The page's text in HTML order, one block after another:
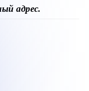
адрес.